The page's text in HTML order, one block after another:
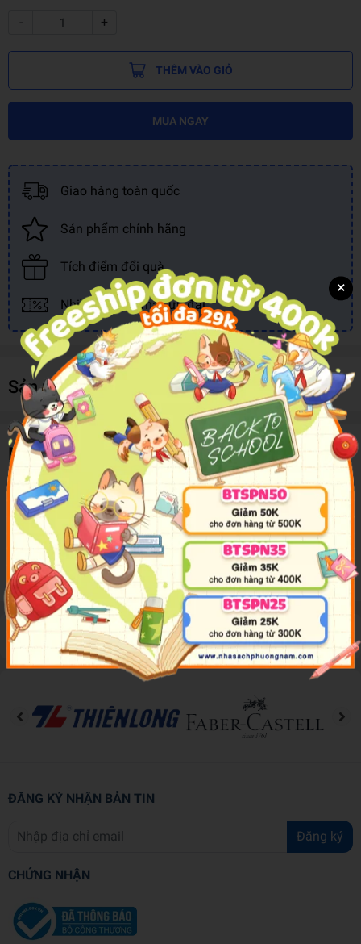
- +
THÊM VÀO GIỎ
MUA NGAY
Giao hàng toàn quốc
Sản phẩm chính hãng
Tích điểm đổi quà
Nhiều khuyến mãi, ưu đãi
Sản phẩm cùng loại
Mô tả sản phẩm
The educational books in this series are the perfect
introduction to early learning. Work through the pages of fun
with interactive colouring and activities that stimulate young
learners. There is also a sheet of reward stickers included in
every title!
Đánh giá sản phẩm
ĐĂNG KÝ NHẬN BẢN TIN
Đăng ký
CHỨNG NHẬN
×